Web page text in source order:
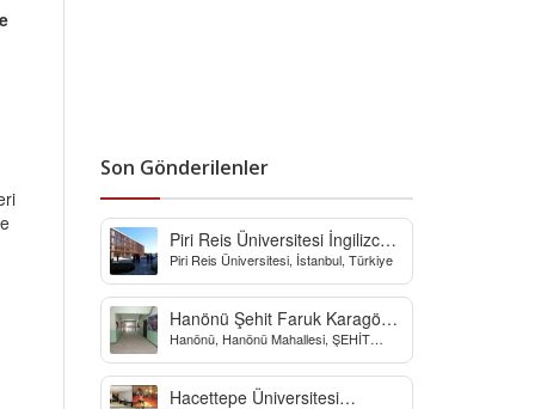
Son Gönderilenler
Piri Reis Üniversitesi İngilizce
Hazırlık Bölümü
Piri Reis Üniversitesi, İstanbul, Türkiye
Hanönü Şehit Faruk Karagöz
Yatılı Bölge Ortaokulu
Hanönü, Hanönü Mahallesi, ŞEHİT
Sokak, Kastamonu, Türkiye
Hacettepe Üniversitesi